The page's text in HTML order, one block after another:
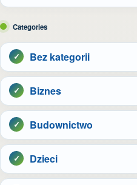
Categories
Bez kategorii
Biznes
Budownictwo
Dzieci